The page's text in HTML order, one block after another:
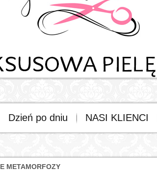
Dzień po dniu NASI KLIENCI
METAMORFOZY